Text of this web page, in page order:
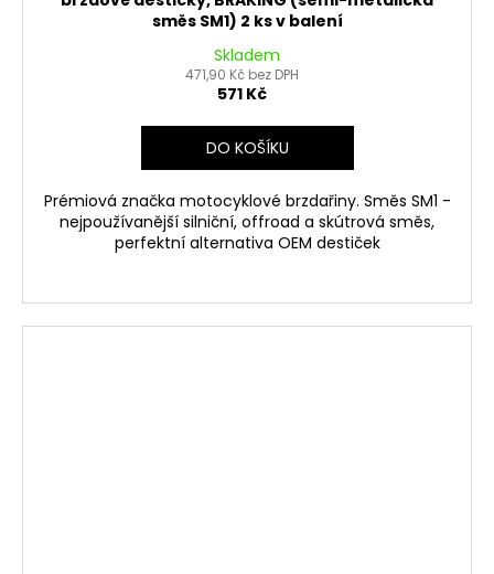
směs SM1) 2 ks v balení
Skladem
471,90 Kč bez DPH
571 Kč
DO KOŠÍKU
Prémiová značka motocyklové brzdařiny. Směs SM1 -
nejpoužívanější silniční, offroad a skútrová směs,
perfektní alternativa OEM destiček